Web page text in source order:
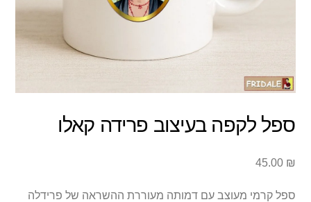
ספל לקפה בעיצוב פרידה קאלו
45.00 ₪
ספל קרמי מעוצב עם דמותה מעוררת ההשראה של פרידלה